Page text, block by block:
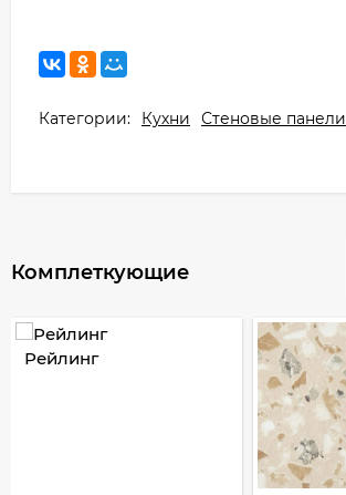
Категории: Кухни Стеновые панели
Комплеткующие
Рейлинг